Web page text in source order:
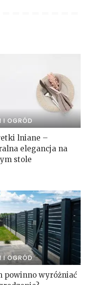
I OGRÓD
lniane –
elegancja na
stole
I OGRÓD
powinno wyróżniać